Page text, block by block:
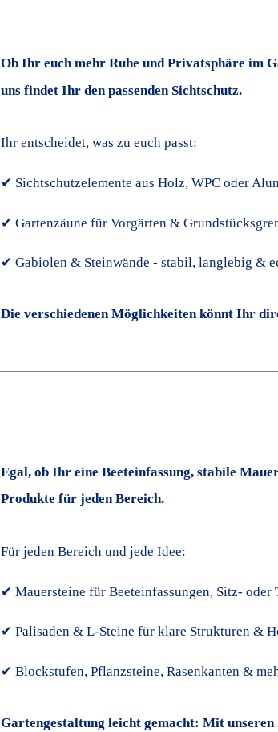
Ob Ihr euch mehr Ruhe und Privatsphäre im
uns findet Ihr den passenden Sichtschutz.
Ihr entscheidet, was zu euch passt:
✔ Sichtschutzelemente aus Holz, WPC oder
✔ Gartenzäune für Vorgärten &
✔ Gabiolen & Steinwände - stabil, langlebig &
Die verschiedenen Möglichkeiten könnt Ihr
Egal, ob Ihr eine Beeteinfassung, stabile
Produkte für jeden Bereich.
Für jeden Bereich und jede Idee:
✔ Mauersteine für Beeteinfassungen, Sitz- oder
✔ Palisaden & L-Steine für klare Strukturen &
✔ Blockstufen, Pflanzsteine, Rasenkanten &
Gartengestaltung leicht gemacht: Mit